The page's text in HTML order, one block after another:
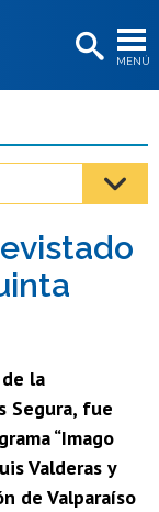
MENÚ
la
Segura, fue
“Imago
Valderas y
de Valparaíso